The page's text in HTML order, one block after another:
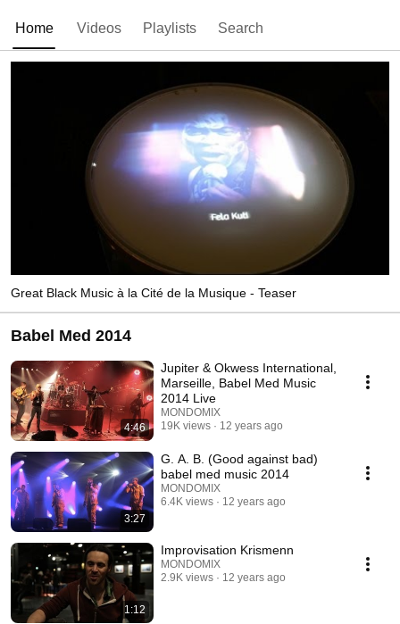
Home Videos Playlists Search
Great Black Music à la Cité de la Musique - Teaser
Babel Med 2014
4:46
Jupiter & Okwess International,
Marseille, Babel Med Music
2014 Live
MONDOMIX
19K views
12 years ago
3:27
G. A. B. (Good against bad)
babel med music 2014
MONDOMIX
6.4K views
12 years ago
1:12
Improvisation Krismenn
MONDOMIX
2.9K views
12 years ago